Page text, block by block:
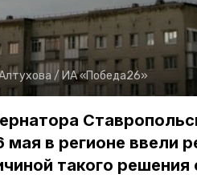
/ ИА «Победа26»
в регионе ввели
такого решения